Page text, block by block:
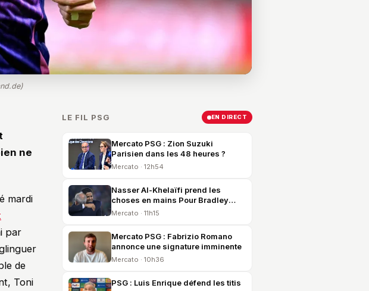
ne
mardi
par
de
Toni
LE FIL PSG EN DIRECT
Mercato PSG : Zion Suzuki
Parisien dans les 48 heures ?
Mercato · 12h54
Nasser Al-Khelaïfi prend les
choses en mains Pour Bradley
Barcola !
Mercato · 11h15
Mercato PSG : Fabrizio Romano
annonce une signature imminente
Mercato · 10h36
PSG : Luis Enrique défend les titis